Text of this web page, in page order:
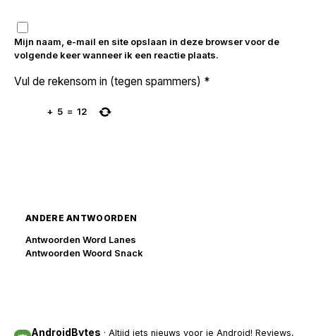
Mijn naam, e-mail en site opslaan in deze browser voor de
volgende keer wanneer ik een reactie plaats.
Vul de rekensom in (tegen spammers) *
+ 5 = 12
ANDERE ANTWOORDEN
Antwoorden Word Lanes
Antwoorden Woord Snack
AndroidBytes · Altijd iets nieuws voor je Android! Reviews,